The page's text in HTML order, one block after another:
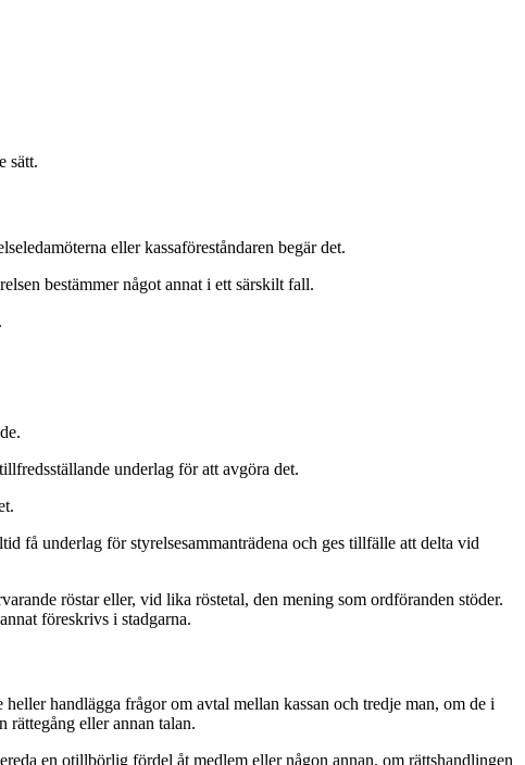
sätt.
eller kassaföreståndaren begär det.
bestämmer något annat i ett särskilt fall.
underlag för att avgöra det.
få underlag för styrelsesammanträdena och ges tillfälle att delta vid
röstar eller, vid lika röstetal, den mening som ordföranden stöder.
föreskrivs i stadgarna.
handlägga frågor om avtal mellan kassan och tredje man, om de i
rättegång eller annan talan.
en otillbörlig fördel åt medlem eller någon annan, om rättshandlingen